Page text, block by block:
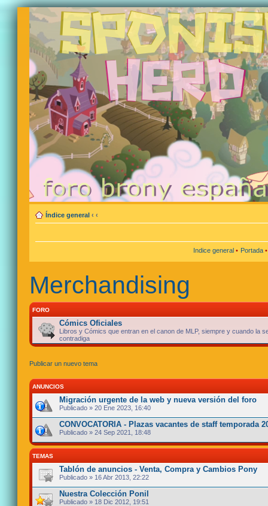
Índice general ‹ ‹
Indice general • Portada
Merchandising
FORO
Cómics Oficiales
Libros y Cómics que entran en el canon de MLP, siempre y cuando la
contradiga
Publicar un nuevo tema
ANUNCIOS
Migración urgente de la web y nueva versión del foro
Publicado » 20 Ene 2023, 16:40
CONVOCATORIA - Plazas vacantes de staff temporada
Publicado » 24 Sep 2021, 18:48
TEMAS
Tablón de anuncios - Venta, Compra y Cambios Pony
Publicado » 16 Abr 2013, 22:22
Nuestra Colección Ponil
Publicado » 18 Dic 2012, 19:51